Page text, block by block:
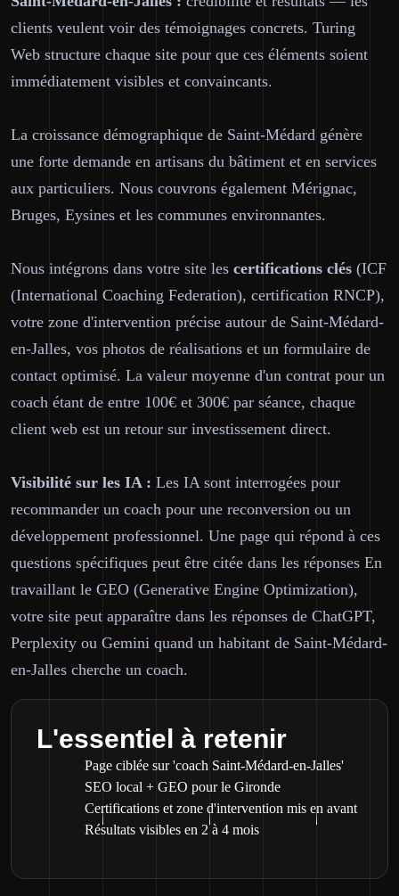
clients veulent voir des témoignages concrets. Turing
Web structure chaque site pour que ces éléments soient
immédiatement visibles et convaincants.
La croissance démographique de Saint-Médard génère
une forte demande en artisans du bâtiment et en services
aux particuliers. Nous couvrons également Mérignac,
Bruges, Eysines et les communes environnantes.
Nous intégrons dans votre site les certifications clés (ICF
(International Coaching Federation), certification RNCP),
votre zone d'intervention précise autour de Saint-Médard-
en-Jalles, vos photos de réalisations et un formulaire de
contact optimisé. La valeur moyenne d'un contrat pour un
coach étant de entre 100€ et 300€ par séance, chaque
client web est un retour sur investissement direct.
Visibilité sur les IA : Les IA sont interrogées pour
recommander un coach pour une reconversion ou un
développement professionnel. Une page qui répond à ces
questions spécifiques peut être citée dans les réponses En
travaillant le GEO (Generative Engine Optimization),
votre site peut apparaître dans les réponses de ChatGPT,
Perplexity ou Gemini quand un habitant de Saint-Médard-
en-Jalles cherche un coach.
L'essentiel à retenir
Page ciblée sur 'coach Saint-Médard-en-Jalles'
SEO local + GEO pour le Gironde
Certifications et zone d'intervention mis en avant
Résultats visibles en 2 à 4 mois